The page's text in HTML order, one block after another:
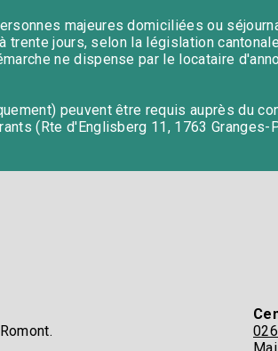
majeures domiciliées ou
trente jours, selon la législation
ne dispense par le locataire
peuvent être requis auprès du
(Rte d'Englisberg 11, 1763 Granges-